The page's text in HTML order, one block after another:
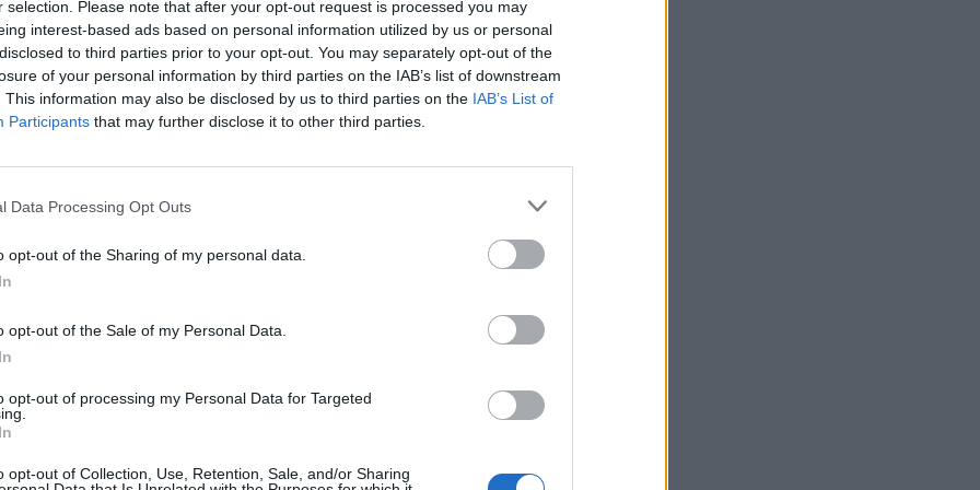
selection. Please note that after your opt-out request is processed you may
interest-based ads based on personal information utilized by us or personal
to third parties prior to your opt-out. You may separately opt-out of the
of your personal information by third parties on the IAB’s list of downstream
This information may also be disclosed by us to third parties on the IAB’s List of
Participants that may further disclose it to other third parties.
Data Processing Opt Outs
opt-out of the Sharing of my personal data.
opt-out of the Sale of my Personal Data.
opt-out of processing my Personal Data for Targeted
opt-out of Collection, Use, Retention, Sale, and/or Sharing
počutja z uporabo dihalnih tehnik, nežnega
dodatno sproščanje živčnega sistema.
Purger, »
prekrvavitev tkiv in pljuč in potrebno stabilizacijo
gibanje vseh notranjih organov, s čimer zmanjšamo tudi